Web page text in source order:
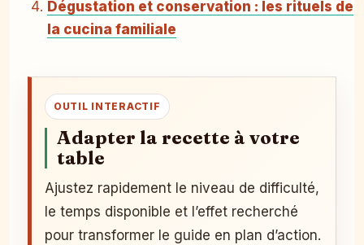
Dégustation et conservation : les rituels de
la cucina familiale
OUTIL INTERACTIF
Adapter la recette à votre
table
Ajustez rapidement le niveau de difficulté,
le temps disponible et l’effet recherché
pour transformer le guide en plan d’action.